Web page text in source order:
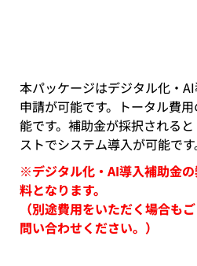
本パッケージはデジタル化・
申請が可能です。トータル費
能です。補助金が採択される
ストでシステム導入が可能です
※デジタル化・AI導入補助金
料となります。
（別途費用をいただく場合も
問い合わせください。）